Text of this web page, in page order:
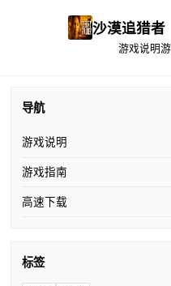
沙漠追猎者
游戏说明
导航
游戏说明
游戏指南
高速下载
标签